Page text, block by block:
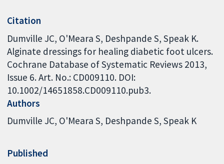
Citation
Dumville JC, O'Meara S, Deshpande S, Speak K.
Alginate dressings for healing diabetic foot ulcers.
Cochrane Database of Systematic Reviews 2013,
Issue 6. Art. No.: CD009110. DOI:
10.1002/14651858.CD009110.pub3.
Authors
Dumville JC O'Meara S Deshpande S Speak K
Published